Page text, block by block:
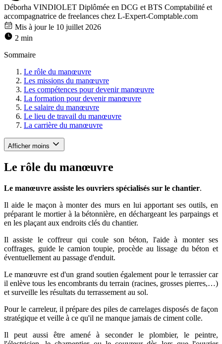
Déborha VINDIOLET Diplômée en DCG et BTS Comptabilité et
accompagnatrice de freelances chez L-Expert-Comptable.com
Mis à jour le 10 juillet 2026
2 min
Sommaire
Le rôle du manœuvre
Les missions du manœuvre
Les compétences pour devenir manœuvre
La formation pour devenir manœuvre
Le salaire du manœuvre
Le lieu de travail du manœuvre
La carrière du manœuvre
Afficher moins
Le rôle du manœuvre
Le manœuvre assiste les ouvriers spécialisés sur le chantier.
Il aide le maçon à monter des murs en lui apportant ses outils, en
préparant le mortier à la bétonnière, en déchargeant les parpaings et
en les plaçant aux endroits clés du chantier.
Il assiste le coffreur qui coule son béton, l'aide à monter ses
coffrages, guide le camion toupie, procède au lissage du béton et
éventuellement au passage d'enduit.
Le manœuvre est d'un grand soutien également pour le terrassier car
il enlève tous les encombrants du terrain (racines, grosses pierres,…)
et surveille les résultats du terrassement au sol.
Pour le carreleur, il prépare des piles de carrelages disposés de façon
stratégique et veille à ce qu'il ne manque jamais de ciment colle.
Il peut aussi être amené à seconder le plombier, le peintre,